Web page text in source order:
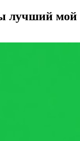
лучший мой